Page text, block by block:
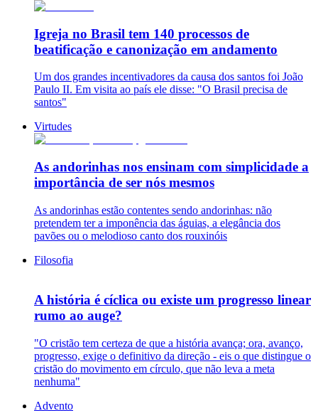
Igreja no Brasil tem 140 processos de
beatificação e canonização em andamento
Um dos grandes incentivadores da causa dos santos foi João
Paulo II. Em visita ao país ele disse: "O Brasil precisa de
santos"
Virtudes
As andorinhas nos ensinam com simplicidade a
importância de ser nós mesmos
As andorinhas estão contentes sendo andorinhas: não
pretendem ter a imponência das águias, a elegância dos
pavões ou o melodioso canto dos rouxinóis
Filosofia
A história é cíclica ou existe um progresso linear
rumo ao auge?
"O cristão tem certeza de que a história avança; ora, avanço,
progresso, exige o definitivo da direção - eis o que distingue o
cristão do movimento em círculo, que não leva a meta
nenhuma"
Advento